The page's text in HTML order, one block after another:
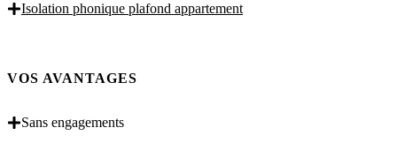
Isolation phonique plafond appartement
VOS AVANTAGES
Sans engagements